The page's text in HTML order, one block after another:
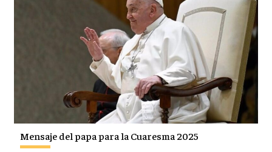
Mensaje del papa para la Cuaresma 2025